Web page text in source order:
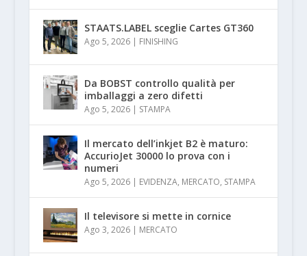
STAATS.LABEL sceglie Cartes GT360
Ago 5, 2026| FINISHING
Da BOBST controllo qualità per
imballaggi a zero difetti
Ago 5, 2026| STAMPA
Il mercato dell’inkjet B2 è maturo:
AccurioJet 30000 lo prova con i
numeri
Ago 5, 2026| EVIDENZA, MERCATO, STAMPA
Il televisore si mette in cornice
Ago 3, 2026| MERCATO